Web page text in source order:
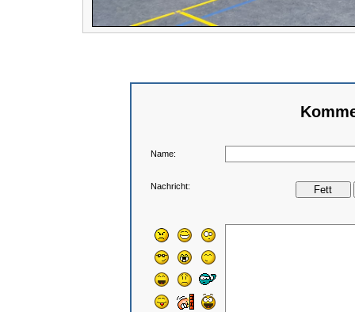
Name:
Nachricht: